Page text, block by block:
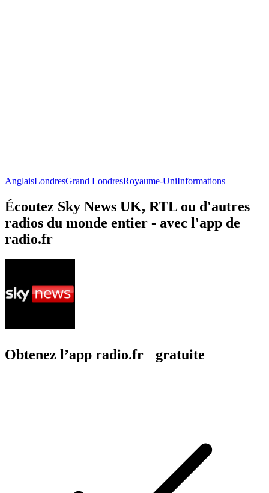
AnglaisLondresGrand LondresRoyaume-UniInformations
Écoutez Sky News UK, RTL ou d'autres
radios du monde entier - avec l'app de
radio.fr
Obtenez l’app radio.fr gratuite